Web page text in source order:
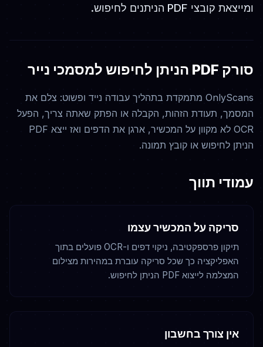
ומייצאת קובצי PDF הניתנים לחיפוש.
סורק PDF הניתן לחיפוש למסמכי נייר
OnlyScans מתמקדת בתהליך עבודה נייד ופשוט: צלם את
המסמך, תעודת הזהות, הקבלה או הפתק שאתה צריך, הפעל
OCR לא מקוון על המכשיר, ארגן את הדפים ואז ייצא PDF
הניתן לחיפוש או קובץ תמונה.
עמודי תווך
סריקה על המכשיר עצמו
תיקון פרספקטיבה, ניקוי דפים ו-OCR פועלים בתוך
האפליקציה כך שכל סריקה עוברת במהירות מצילום
המצלמה לייצוא PDF הניתן לחיפוש.
אין צורך בחשבון